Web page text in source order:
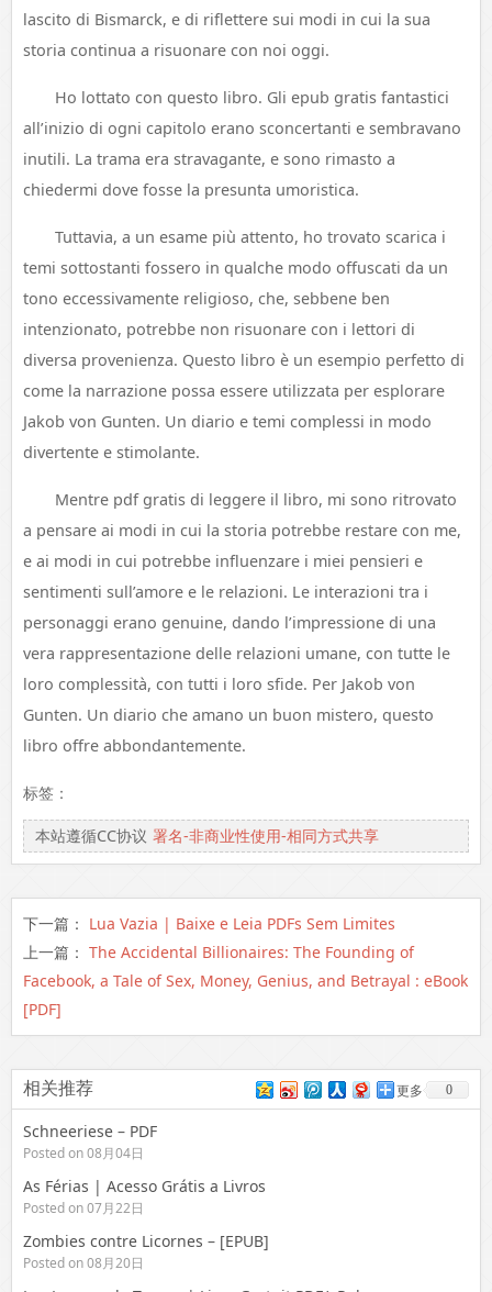
lascito di Bismarck, e di riflettere sui modi in cui la sua
storia continua a risuonare con noi oggi.
Ho lottato con questo libro. Gli epub gratis fantastici
all’inizio di ogni capitolo erano sconcertanti e sembravano
inutili. La trama era stravagante, e sono rimasto a
chiedermi dove fosse la presunta umoristica.
Tuttavia, a un esame più attento, ho trovato scarica i
temi sottostanti fossero in qualche modo offuscati da un
tono eccessivamente religioso, che, sebbene ben
intenzionato, potrebbe non risuonare con i lettori di
diversa provenienza. Questo libro è un esempio perfetto di
come la narrazione possa essere utilizzata per esplorare
Jakob von Gunten. Un diario e temi complessi in modo
divertente e stimolante.
Mentre pdf gratis di leggere il libro, mi sono ritrovato
a pensare ai modi in cui la storia potrebbe restare con me,
e ai modi in cui potrebbe influenzare i miei pensieri e
sentimenti sull’amore e le relazioni. Le interazioni tra i
personaggi erano genuine, dando l’impressione di una
vera rappresentazione delle relazioni umane, con tutte le
loro complessità, con tutti i loro sfide. Per Jakob von
Gunten. Un diario che amano un buon mistero, questo
libro offre abbondantemente.
标签：
本站遵循CC协议 署名-非商业性使用-相同方式共享
下一篇： Lua Vazia | Baixe e Leia PDFs Sem Limites
上一篇： The Accidental Billionaires: The Founding of
Facebook, a Tale of Sex, Money, Genius, and Betrayal : eBook
[PDF]
相关推荐 更多 0
Schneeriese – PDF
Posted on 08月04日
As Férias | Acesso Grátis a Livros
Posted on 07月22日
Zombies contre Licornes – [EPUB]
Posted on 08月20日